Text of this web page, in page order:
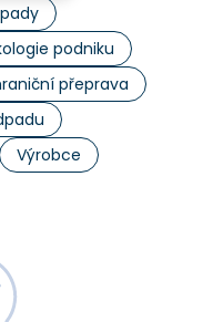
podniku
přeprava
Výrobce